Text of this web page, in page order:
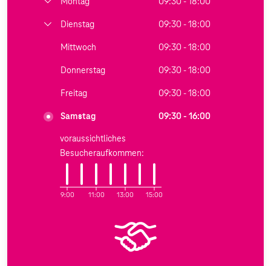
Dienstag 09:30 - 18:00
Mittwoch 09:30 - 18:00
Donnerstag 09:30 - 18:00
Freitag 09:30 - 18:00
Samstag 09:30 - 16:00
voraussichtliches
Besucheraufkommen:
9:00 11:00 13:00 15:00